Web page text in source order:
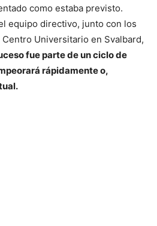
como estaba previsto.
equipo directivo, junto con los
Universitario en Svalbard,
fue parte de un ciclo de
rápidamente o,